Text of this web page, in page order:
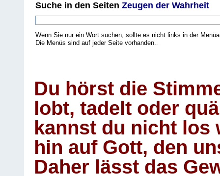
Suche in den Seiten Zeugen der Wahrheit
Wenn Sie nur ein Wort suchen, sollte es nicht links in der
Die Menüs sind auf jeder Seite vorhanden.
Du hörst die
lobt, tadelt oder
kannst du nicht los
hin auf Gott, den
Daher lässt das